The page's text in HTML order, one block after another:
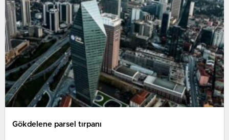
Gökdelene parsel tırpanı